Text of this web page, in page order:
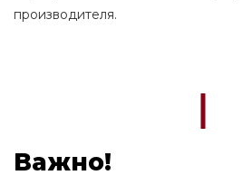
производителя.
Важно!